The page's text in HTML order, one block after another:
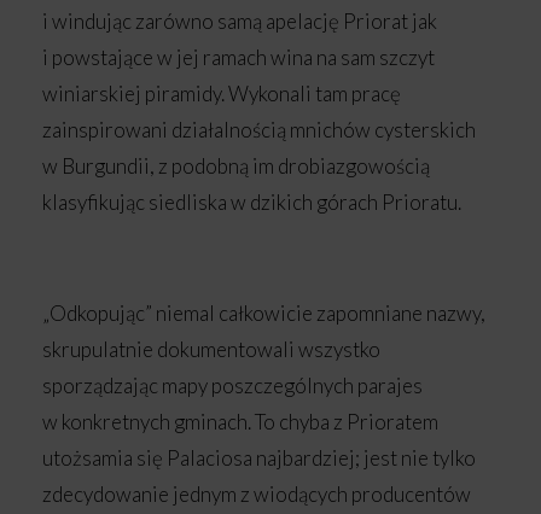
i windując zarówno samą apelację Priorat jak
i powstające w jej ramach wina na sam szczyt
winiarskiej piramidy. Wykonali tam pracę
zainspirowani działalnością mnichów cysterskich
w Burgundii, z podobną im drobiazgowością
klasyfikując siedliska w dzikich górach Prioratu.
„Odkopując” niemal całkowicie zapomniane nazwy,
skrupulatnie dokumentowali wszystko
sporządzając mapy poszczególnych parajes
w konkretnych gminach. To chyba z Prioratem
utożsamia się Palaciosa najbardziej; jest nie tylko
zdecydowanie jednym z wiodących producentów